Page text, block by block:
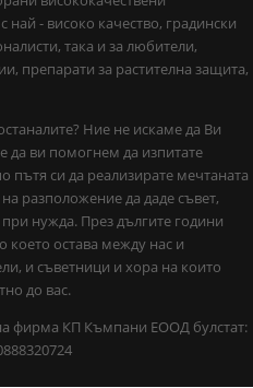
най - високо качество, градински
така и за любители,
препарати за растителна защита,
Ние не искаме да Ви
да ви помогнем да изпитате
пътя си да реализирате мечтаната
разположение да даде съвет,
нужда. През дългите години
което остава между нас и
и съветници и хора на които
до вас.
фирма КП Къмпани ЕООД булстат: